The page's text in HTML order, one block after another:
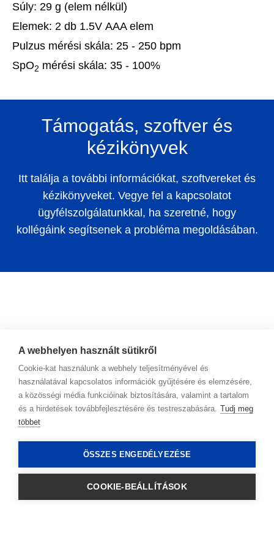
Súly: 29 g (elem nélkül)
Elemek: 2 db 1.5V AAA elem
Pulzus mérési skála: 25 - 250 bpm
SpO2 mérési skála: 35 - 100%
Támogatás, szoftver és
kézikönyvek
Itt találja a további információkat, szoftvereket és
kézikönyveket. Vegye fel a kapcsolatot
ügyfélszolgálatunkkal, ha szeretné, hogy
kollégáink segítsenek a probléma megoldásában.
Kapcsolat
Adatkezelési irányelvek
A webhelyen használt sütikről
Cookie-kat használunk a webhely teljesítményével és
használatával kapcsolatos információk gyűjtésére és elemzésére,
a közösségi média funkcióinak biztosítására, valamint a tartalom
és a hirdetések továbbfejlesztésére és testreszabására. Tudj meg
többet
ÖSSZES ENGEDÉLYEZÉSE
COOKIE-BEÁLLÍTÁSOK